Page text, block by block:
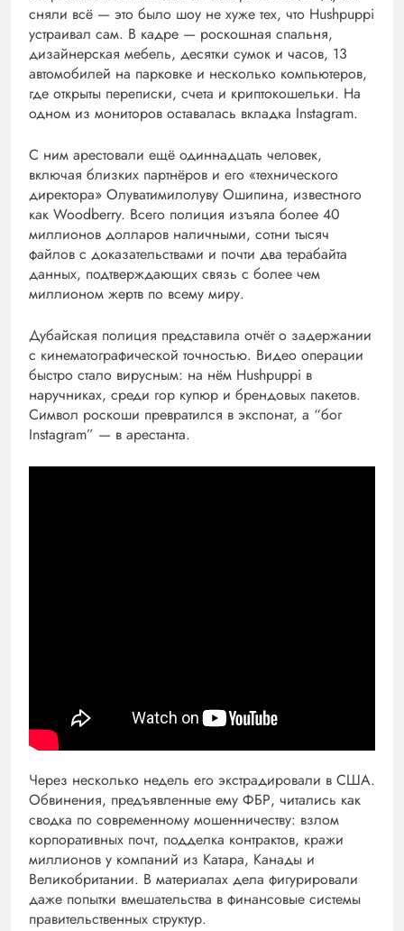
сняли всё — это было шоу не хуже тех, что Hushpuppi
устраивал сам. В кадре — роскошная спальня,
дизайнерская мебель, десятки сумок и часов, 13
автомобилей на парковке и несколько компьютеров,
где открыты переписки, счета и криптокошельки. На
одном из мониторов оставалась вкладка Instagram.
С ним арестовали ещё одиннадцать человек,
включая близких партнёров и его «технического
директора» Олуватимилолуву Ошипина, известного
как Woodberry. Всего полиция изъяла более 40
миллионов долларов наличными, сотни тысяч
файлов с доказательствами и почти два терабайта
данных, подтверждающих связь с более чем
миллионом жертв по всему миру.
Дубайская полиция представила отчёт о задержании
с кинематографической точностью. Видео операции
быстро стало вирусным: на нём Hushpuppi в
наручниках, среди гор купюр и брендовых пакетов.
Символ роскоши превратился в экспонат, а “бог
Instagram” — в арестанта.
Через несколько недель его экстрадировали в США.
Обвинения, предъявленные ему ФБР, читались как
сводка по современному мошенничеству: взлом
корпоративных почт, подделка контрактов, кражи
миллионов у компаний из Катарa, Канады и
Великобритании. В материалах дела фигурировали
даже попытки вмешательства в финансовые системы
правительственных структур.